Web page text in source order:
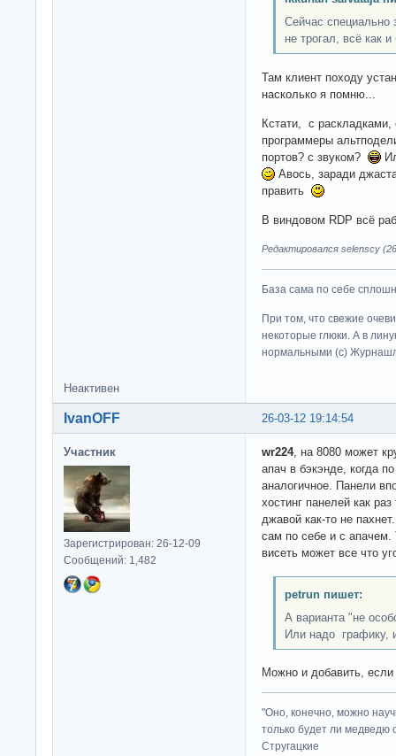
Сейчас специально
не трогал, всё как
Там клиент походу
насколько я помню...
Кстати, с
программеры
портов? с звуком?
Авось, заради
править
В виндовом RDP всё
Редактировался selenscy
База сама по себе
При том, что свежие
некоторые глюки. А в
нормальными (c)
Неактивен
26-03-12 19:14:54
IvanOFF
Участник
Зарегистрирован: 26-12-09
Сообщений: 1,482
wr224, на 8080 может
апач в бэкэнде, когда
аналогичное. Панели
хостинг панелей как
джавой как-то не
сам по себе и с апачем.
висеть может все что
petrun пишет:
А варианта "не
Или надо графику,
Можно и добавить, если
"Оно, конечно, можно
только будет ли медведю
Стругацкие